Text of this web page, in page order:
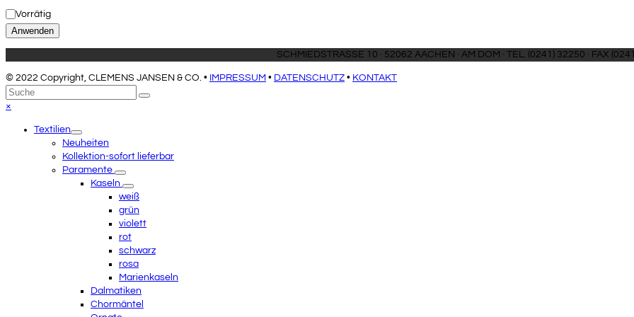
Status
Vorrätig
Anwenden
SCHMIEDSTRASSE 10 · 52062
© 2022 Copyright, CLEMENS JANSEN & CO. • IMPRESSUM • DATENSCHUTZ • KONTAKT
An
den
scrollen
Suche
Senden
×
menuTextilien
Neuheiten
Kollektion-sofort lieferbar
Paramente
Kaseln
weiß
grün
violett
rot
schwarz
rosa
Marienkaseln
Dalmatiken
Chormäntel